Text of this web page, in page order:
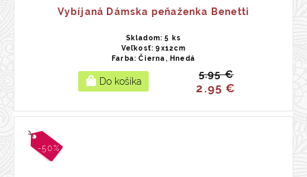
Vybíjaná Dámska peňaženka Benetti
Skladom: 5 ks
Veľkosť: 9x12cm
Farba: Čierna, Hnedá
5.95 €
2.95 €
-50%